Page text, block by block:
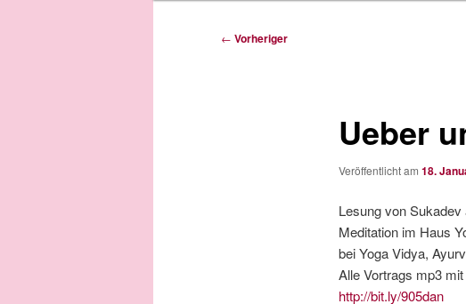
Beitragsnavigation
← Vorheriger
Ueber
Veröffentlicht am 18.
Lesung von
Meditation im Haus
bei Yoga Vidya,
Alle Vortrags mp3
http://bit.ly/905dan